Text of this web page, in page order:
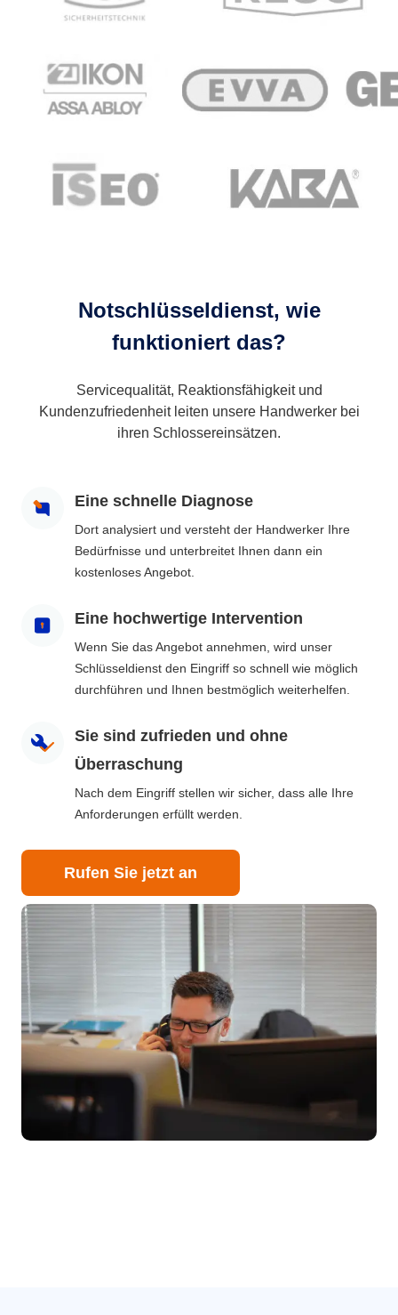
Notschlüsseldienst, wie
funktioniert das?
Servicequalität, Reaktionsfähigkeit und
Kundenzufriedenheit leiten unsere Handwerker bei
ihren Schlossereinsätzen.
Eine schnelle Diagnose
Dort analysiert und versteht der Handwerker Ihre
Bedürfnisse und unterbreitet Ihnen dann ein
kostenloses Angebot.
Eine hochwertige Intervention
Wenn Sie das Angebot annehmen, wird unser
Schlüsseldienst den Eingriff so schnell wie möglich
durchführen und Ihnen bestmöglich weiterhelfen.
Sie sind zufrieden und ohne
Überraschung
Nach dem Eingriff stellen wir sicher, dass alle Ihre
Anforderungen erfüllt werden.
Rufen Sie jetzt an